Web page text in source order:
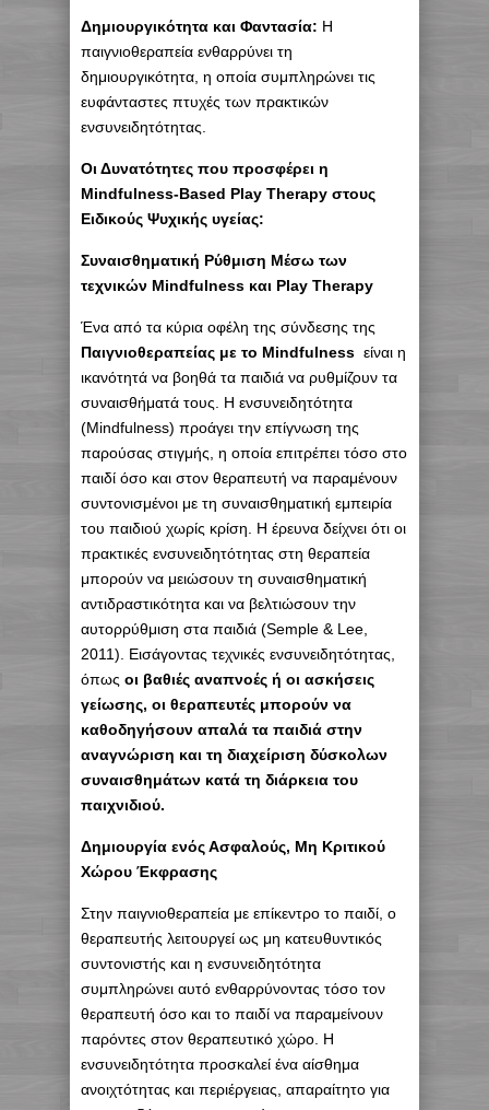
Δημιουργικότητα και Φαντασία: Η
παιγνιοθεραπεία ενθαρρύνει τη
δημιουργικότητα, η οποία συμπληρώνει τις
ευφάνταστες πτυχές των πρακτικών
ενσυνειδητότητας.
Οι Δυνατότητες που προσφέρει η
Mindfulness-Based Play Therapy στους
Ειδικούς Ψυχικής υγείας:
Συναισθηματική Ρύθμιση Μέσω των
τεχνικών Mindfulness και Play Therapy
Ένα από τα κύρια οφέλη της σύνδεσης της
Παιγνιοθεραπείας με το Mindfulness είναι η
ικανότητά να βοηθά τα παιδιά να ρυθμίζουν τα
συναισθήματά τους. Η ενσυνειδητότητα
(Mindfulness) προάγει την επίγνωση της
παρούσας στιγμής, η οποία επιτρέπει τόσο στο
παιδί όσο και στον θεραπευτή να παραμένουν
συντονισμένοι με τη συναισθηματική εμπειρία
του παιδιού χωρίς κρίση. Η έρευνα δείχνει ότι οι
πρακτικές ενσυνειδητότητας στη θεραπεία
μπορούν να μειώσουν τη συναισθηματική
αντιδραστικότητα και να βελτιώσουν την
αυτορρύθμιση στα παιδιά (Semple & Lee,
2011). Εισάγοντας τεχνικές ενσυνειδητότητας,
όπως οι βαθιές αναπνοές ή οι ασκήσεις
γείωσης, οι θεραπευτές μπορούν να
καθοδηγήσουν απαλά τα παιδιά στην
αναγνώριση και τη διαχείριση δύσκολων
συναισθημάτων κατά τη διάρκεια του
παιχνιδιού.
Δημιουργία ενός Ασφαλούς, Μη Κριτικού
Χώρου Έκφρασης
Στην παιγνιοθεραπεία με επίκεντρο το παιδί, ο
θεραπευτής λειτουργεί ως μη κατευθυντικός
συντονιστής και η ενσυνειδητότητα
συμπληρώνει αυτό ενθαρρύνοντας τόσο τον
θεραπευτή όσο και το παιδί να παραμείνουν
παρόντες στον θεραπευτικό χώρο. Η
ενσυνειδητότητα προσκαλεί ένα αίσθημα
ανοιχτότητας και περιέργειας, απαραίτητο για